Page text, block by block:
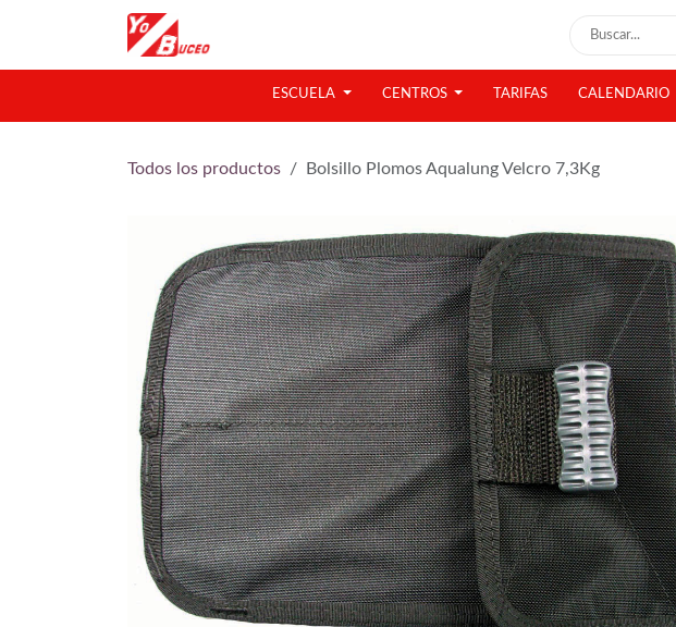
ESCUELA CENTROS TARIFAS CALENDARIO
Todos los productos Bolsillo Plomos Aqualung Velcro 7,3Kg